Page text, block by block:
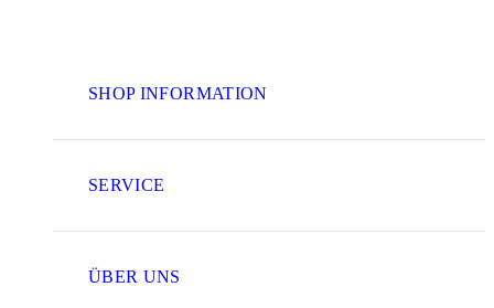
SHOP INFORMATION
SERVICE
ÜBER UNS